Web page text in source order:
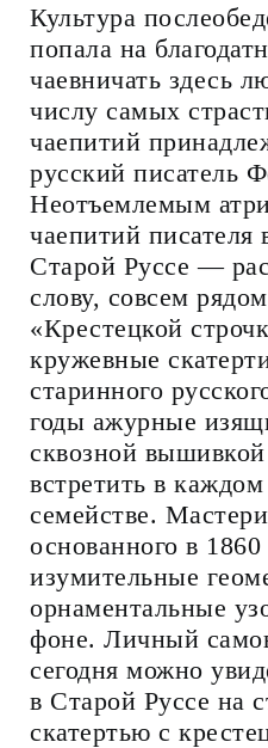
Культура
попала на
чаевничать здесь
числу самых
чаепитий
русский писатель
Неотъемлемым
чаепитий писателя
Старой Руссе —
слову, совсем
«Крестецкой
кружевные
старинного
годы ажурные
сквозной
встретить в
семействе.
основанного в 1860
изумительные
орнаментальные
фоне. Личный
сегодня можно
в Старой Руссе на
скатертью с